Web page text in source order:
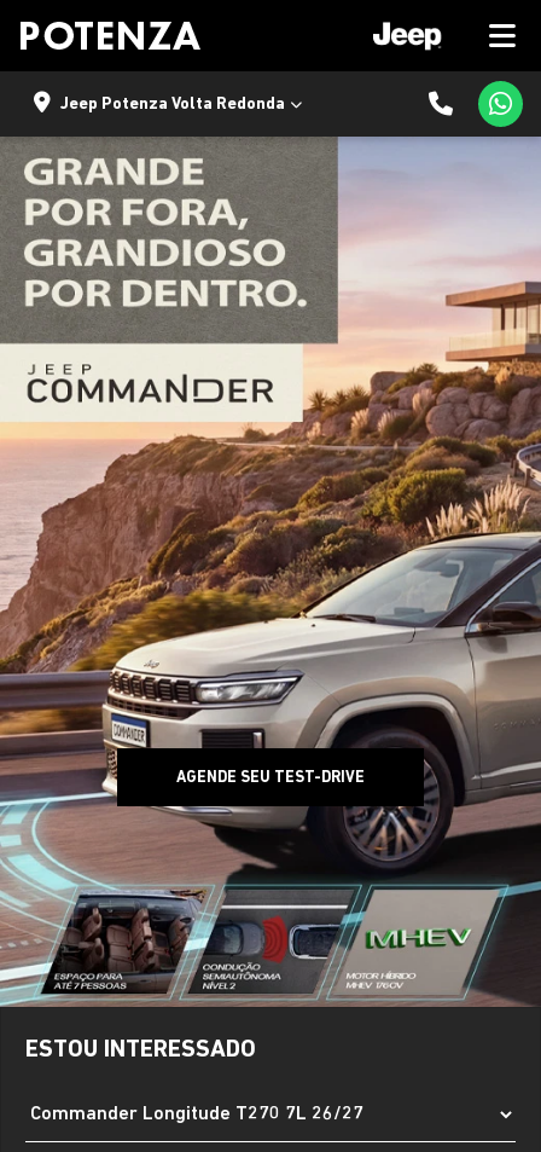
Jeep Potenza Volta Redonda
ESTOU INTERESSADO
AGENDE SEU TEST-DRIVE